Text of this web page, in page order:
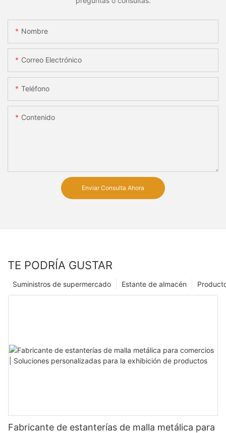
Nombre
Correo Electrónico
Teléfono
Contenido
Enviar Consulta Ahora
TE PODRÍA GUSTAR
Estante de almacén
Suministros de supermercado
Fabricante de estanterías de malla metálica para